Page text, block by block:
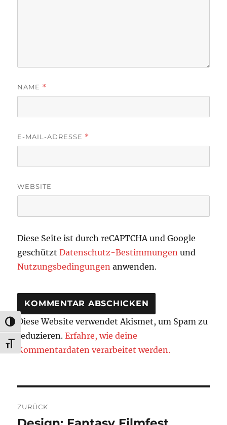
UMSCHALTEN AUF HOHE KONTRASTE
SCHRIFT VERGRÖSSERN
NAME *
E-MAIL-ADRESSE *
WEBSITE
Diese Seite ist durch reCAPTCHA und Google
geschütztDatenschutz-Bestimmungen und
Nutzungsbedingungen anwenden.
Diese Website verwendet Akismet, um Spam zu
reduzieren.Erfahre, wie deine
Kommentardaten verarbeitet werden.
ZURÜCK
Vorheriger